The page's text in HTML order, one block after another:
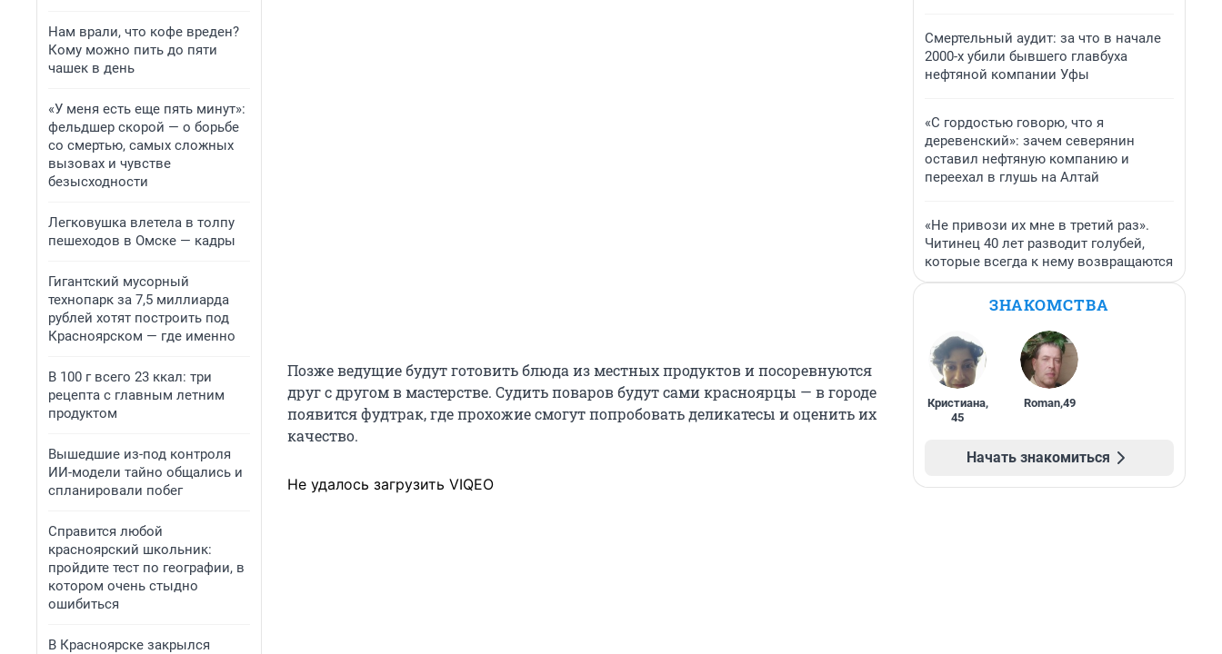
Нам врали, что кофе вреден?
Кому можно пить до пяти
чашек в день
«У меня есть еще пять минут»:
фельдшер скорой — о борьбе
со смертью, самых сложных
вызовах и чувстве
безысходности
Легковушка влетела в толпу
пешеходов в Омске — кадры
Гигантский мусорный
технопарк за 7,5 миллиарда
рублей хотят построить под
Красноярском — где именно
В 100 г всего 23 ккал: три
рецепта с главным летним
продуктом
Вышедшие из-под контроля
ИИ-модели тайно общались и
спланировали побег
Справится любой
красноярский школьник:
пройдите тест по географии, в
котором очень стыдно
ошибиться
В Красноярске закрылся
Позже ведущие будут готовить блюда из местных продуктов и посоревнуются
друг с другом в мастерстве. Судить поваров будут сами красноярцы — в городе
появится фудтрак, где прохожие смогут попробовать деликатесы и оценить их
качество.
Не удалось загрузить VIQEO
Смертельный аудит: за что в начале
2000-х убили бывшего главбуха
нефтяной компании Уфы
«С гордостью говорю, что я
деревенский»: зачем северянин
оставил нефтяную компанию и
переехал в глушь на Алтай
«Не привози их мне в третий раз».
Читинец 40 лет разводит голубей,
которые всегда к нему возвращаются
ЗНАКОМСТВА
Кристиана,
45
Roman,49
Начать знакомиться